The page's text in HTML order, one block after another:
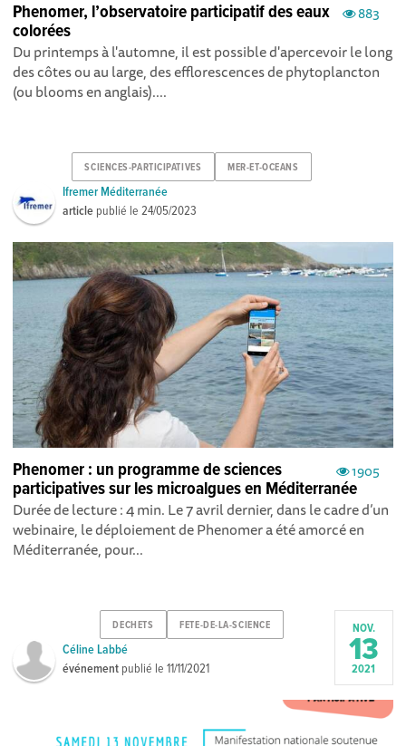
883
Phenomer, l’observatoire participatif des eaux
colorées
Du printemps à l'automne, il est possible d'apercevoir le long
des côtes ou au large, des efflorescences de phytoplancton
(ou blooms en anglais)....
SCIENCES-PARTICIPATIVES MER-ET-OCEANS
Ifremer Méditerranée
article publié le24/05/2023
1905
Phenomer : un programme de sciences
participatives sur les microalgues en Méditerranée
Durée de lecture : 4 min. Le 7 avril dernier, dans le cadre d’un
webinaire, le déploiement de Phenomer a été amorcé en
Méditerranée, pour...
DECHETS FETE-DE-LA-SCIENCE
Céline Labbé
événement publié le11/11/2021
NOV.
13
2021